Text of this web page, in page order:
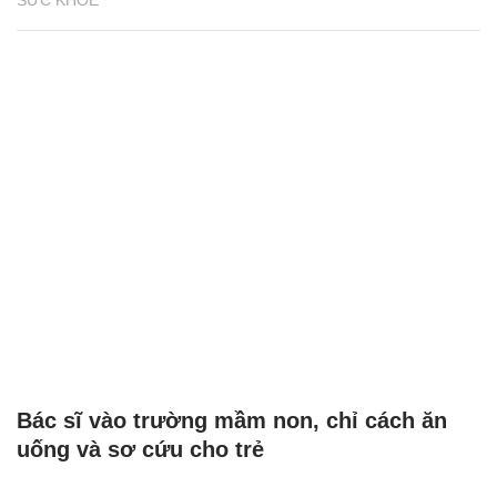
Bác sĩ vào trường mầm non, chỉ cách ăn
uống và sơ cứu cho trẻ